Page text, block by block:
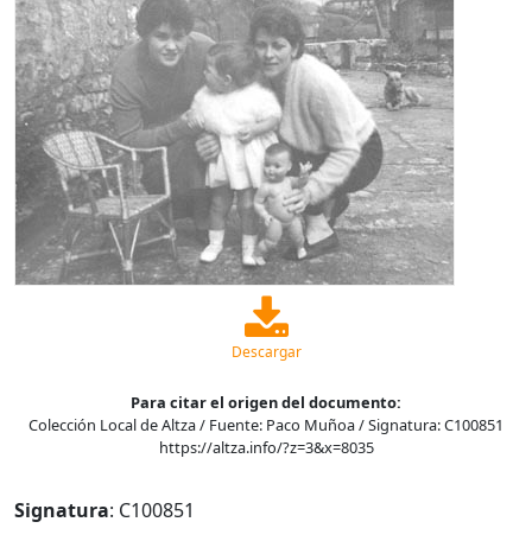
Descargar
Para citar el origen del documento:
Colección Local de Altza / Fuente: Paco Muñoa / Signatura: C100851
https://altza.info/?z=3&x=8035
Signatura: C100851